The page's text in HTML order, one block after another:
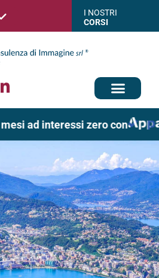
I NOSTRI
CORSI
ad interessi zero con